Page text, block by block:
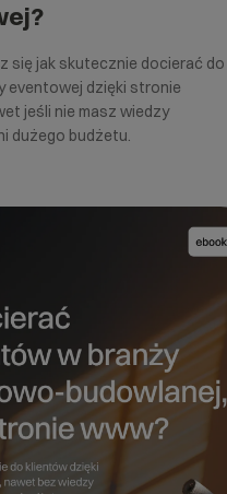
się jak skutecznie docierać do
eventowej dzięki stronie
jeśli nie masz wiedzy
dużego budżetu.